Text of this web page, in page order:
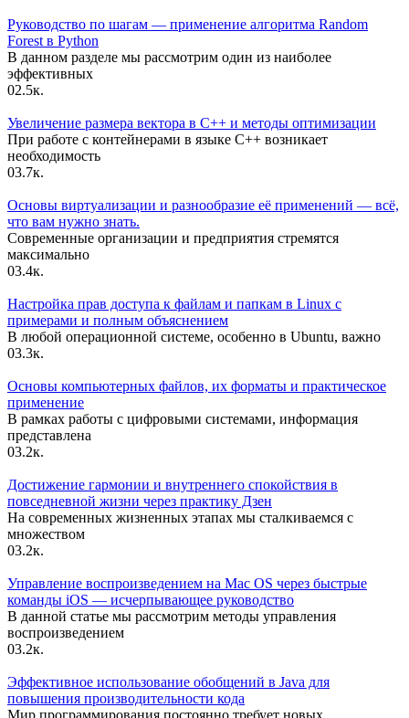
Руководство по шагам — применение алгоритма Random
Forest в Python
В данном разделе мы рассмотрим один из наиболее
эффективных
02.5к.
Увеличение размера вектора в C++ и методы оптимизации
При работе с контейнерами в языке C++ возникает
необходимость
03.7к.
Основы виртуализации и разнообразие её применений — всё,
что вам нужно знать.
Современные организации и предприятия стремятся
максимально
03.4к.
Настройка прав доступа к файлам и папкам в Linux с
примерами и полным объяснением
В любой операционной системе, особенно в Ubuntu, важно
03.3к.
Основы компьютерных файлов, их форматы и практическое
применение
В рамках работы с цифровыми системами, информация
представлена
03.2к.
Достижение гармонии и внутреннего спокойствия в
повседневной жизни через практику Дзен
На современных жизненных этапах мы сталкиваемся с
множеством
03.2к.
Управление воспроизведением на Mac OS через быстрые
команды iOS — исчерпывающее руководство
В данной статье мы рассмотрим методы управления
воспроизведением
03.2к.
Эффективное использование обобщений в Java для
повышения производительности кода
Мир программирования постоянно требует новых